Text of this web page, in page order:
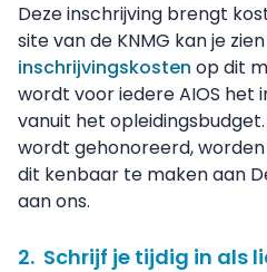
Deze inschrijving brengt
site van de KNMG kan je
inschrijvingskosten op dit
wordt voor iedere AIOS het
vanuit het opleidingsbudget.
wordt gehonoreerd,
dit kenbaar te maken aan
aan ons.
2. Schrijf je tijdig in als